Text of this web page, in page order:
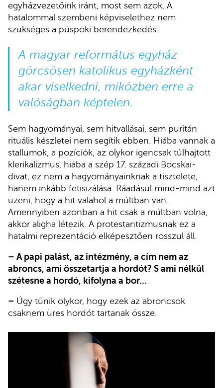
egyházvezetőink iránt, most sem azok. A
hatalommal szembeni képviselethez nem
szükséges a püspöki berendezkedés.
A magyar református egyház
görcsösen katolikus egyházként
akar viselkedni, miközben erre a
valóságban képtelen.
Sem hagyományai, sem hitvallásai, sem puritán
rituális készletei nem segítik ebben. Hiába vannak a
stallumok, a pozíciók, az olykor igencsak túlhajtott
klerikalizmus, hiába a szép 17. századi Bocskai-
divat, ez nem a hagyományainknak a tisztelete,
hanem inkább fetisizálása. Ráadásul mind-mind azt
üzeni, hogy a hit valahol a múltban van.
Amennyiben azonban a hit csak a múltban volna,
akkor aligha létezik. A protestantizmusnak ez a
hatalmi reprezentáció elképesztően rosszul áll.
– A papi palást, az intézmény, a cím nem az
abroncs, ami összetartja a hordót? S ami nélkül
szétesne a hordó, kifolyna a bor…
– Úgy tűnik olykor, hogy ezek az abroncsok
csaknem üres hordót tartanak össze.